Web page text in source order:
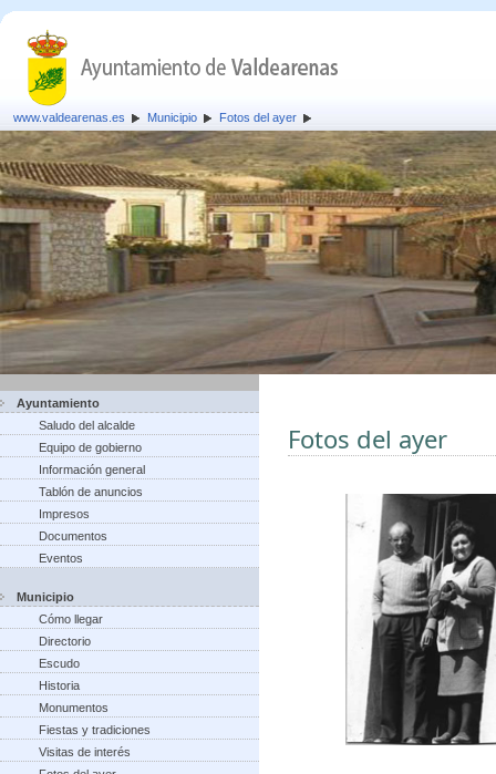
www.valdearenas.es Municipio Fotos del ayer
Ayuntamiento
Saludo del alcalde
Equipo de gobierno
Información general
Tablón de anuncios
Impresos
Documentos
Eventos
Municipio
Cómo llegar
Directorio
Escudo
Historia
Monumentos
Fiestas y tradiciones
Visitas de interés
Fotos del ayer